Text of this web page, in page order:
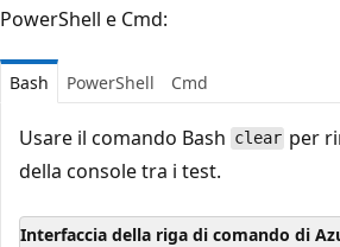
PowerShell e Cmd:
Bash PowerShell Cmd
Usare il comando Bash clear per
della console tra i test.
Interfaccia della riga di comando di